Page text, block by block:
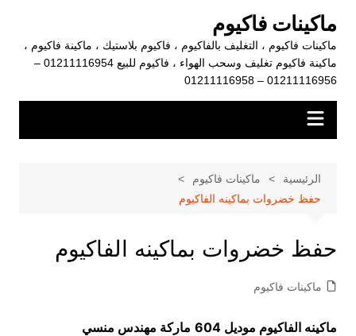
المحتوى
ماكينات فاكيوم
ماكينات فاكيوم ، التغليف بالفاكيوم ، فاكيوم بلاستيك ، ماكينة فاكيوم ،
ماكينة فاكيوم تغليف وسحب الهواء ، فاكيوم للبيع 01211116954 –
01211116956 – 01211116958
الرئيسية
ماكينات فاكيوم
حفظ خضروات بماكينه الفاكيوم
حفظ خضروات بماكينه الفاكيوم
ماكينات فاكيوم
ماكينه الفاكيوم موديل 604 ماركة مهندس منسي